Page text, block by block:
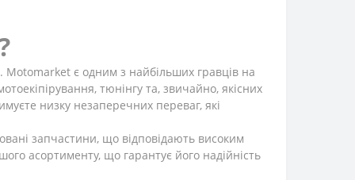
Motomarket є одним з найбільших гравців на
тюнінгу та, звичайно, якісних
низку незаперечних переваг, які
запчастини, що відповідають високим
асортименту, що гарантує його надійність